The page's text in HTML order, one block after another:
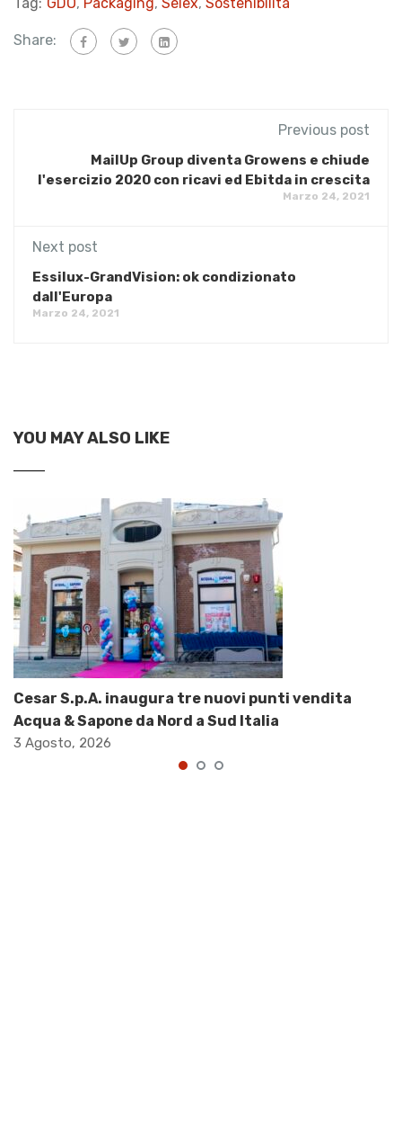
Share:
Previous post
MailUp Group diventa Growens e chiude
l'esercizio 2020 con ricavi ed Ebitda in crescita
Marzo 24, 2021
Next post
Essilux-GrandVision: ok condizionato
dall'Europa
Marzo 24, 2021
YOU MAY ALSO LIKE
Cesar S.p.A. inaugura tre nuovi punti vendita
Acqua & Sapone da Nord a Sud Italia
3 Agosto, 2026